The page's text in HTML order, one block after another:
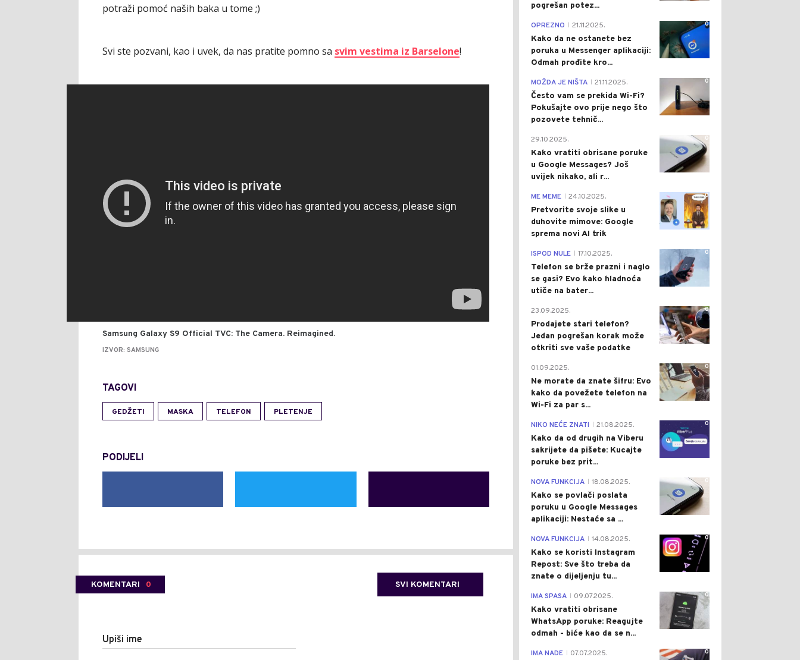
potraži pomoć naših baka u tome ;)
Svi ste pozvani, kao i uvek, da nas pratite pomno sa svim vestima iz Barselone!
Samsung Galaxy S9 Official TVC: The Camera. Reimagined.
IZVOR: SAMSUNG
TAGOVI
GEDŽETI MASKA TELEFON PLETENJE
PODIJELI
KOMENTARI 0 SVI KOMENTARI
Upiši ime
pogrešan potez...
0
OPREZNO 21.11.2025.
Kako da ne ostanete bez
poruka u Messenger aplikaciji:
Odmah prođite kro...
0
MOŽDA JE NIŠTA 21.11.2025.
Često vam se prekida Wi-Fi?
Pokušajte ovo prije nego što
pozovete tehnič...
0
29.10.2025.
Kako vratiti obrisane poruke
u Google Messages? Još
uvijek nikako, ali r...
0
ME MEME 24.10.2025.
Pretvorite svoje slike u
duhovite mimove: Google
sprema novi AI trik
0
ISPOD NULE 17.10.2025.
Telefon se brže prazni i naglo
se gasi? Evo kako hladnoća
utiče na bater...
0
23.09.2025.
Prodajete stari telefon?
Jedan pogrešan korak može
otkriti sve vaše podatke
0
01.09.2025.
Ne morate da znate šifru: Evo
kako da povežete telefon na
Wi-Fi za par s...
0
NIKO NEĆE ZNATI 21.08.2025.
Kako da od drugih na Viberu
sakrijete da pišete: Kucajte
poruke bez prit...
0
NOVA FUNKCIJA 18.08.2025.
Kako se povlači poslata
poruku u Google Messages
aplikaciji: Nestaće sa ...
0
NOVA FUNKCIJA 14.08.2025.
Kako se koristi Instagram
Repost: Sve što treba da
znate o dijeljenju tu...
0
IMA SPASA 09.07.2025.
Kako vratiti obrisane
WhatsApp poruke: Reagujte
odmah - biće kao da se n...
0
IMA NADE 07.07.2025.